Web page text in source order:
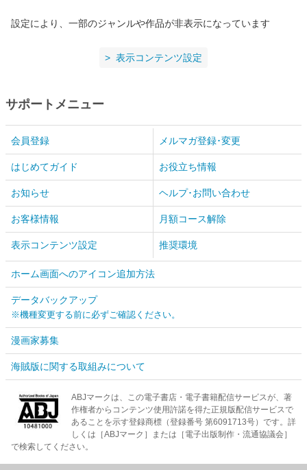
設定により、一部のジャンルや作品が非表示になっています
表示コンテンツ設定
サポートメニュー
会員登録 メルマガ登録･変更
はじめてガイド お役立ち情報
お知らせ ヘルプ･お問い合わせ
お客様情報 月額コース解除
表示コンテンツ設定 推奨環境
ホーム画面へのアイコン追加方法
データバックアップ
※機種変更する前に必ずご確認ください。
漫画家募集
海賊版に関する取組みについて
ABJマークは、この電子書店・電子書籍配信サービスが、著
作権者からコンテンツ使用許諾を得た正規版配信サービスで
あることを示す登録商標（登録番号 第6091713号）です。詳
しくは［ABJマーク］または［電子出版制作・流通協議会］
で検索してください。